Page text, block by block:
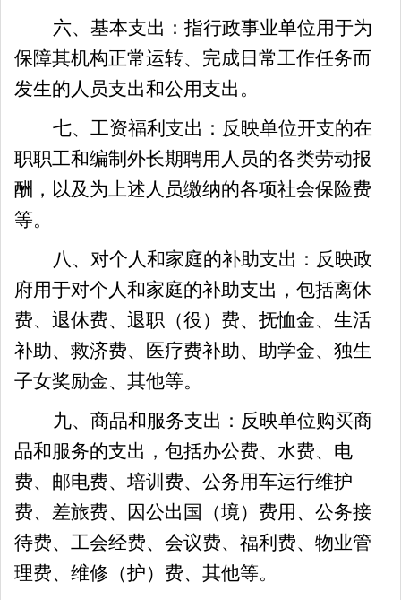
六、基本支出：指行政事业单位用于为
保障其机构正常运转、完成日常工作任务而
发生的人员支出和公用支出。
七、工资福利支出：反映单位开支的在
职职工和编制外长期聘用人员的各类劳动报
酬，以及为上述人员缴纳的各项社会保险费
等。
八、对个人和家庭的补助支出：反映政
府用于对个人和家庭的补助支出，包括离休
费、退休费、退职（役）费、抚恤金、生活
补助、救济费、医疗费补助、助学金、独生
子女奖励金、其他等。
九、商品和服务支出：反映单位购买商
品和服务的支出，包括办公费、水费、电
费、邮电费、培训费、公务用车运行维护
费、差旅费、因公出国（境）费用、公务接
待费、工会经费、会议费、福利费、物业管
理费、维修（护）费、其他等。